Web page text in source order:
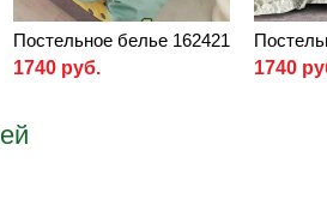
Постельное белье 162421
1740 руб.
1740